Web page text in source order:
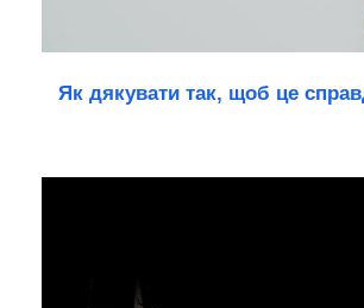
Як дякувати так, щоб це